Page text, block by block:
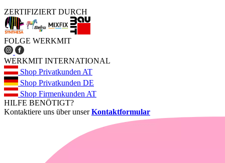
ZERTIFIZIERT DURCH
FOLGE WERKMIT
WERKMIT INTERNATIONAL
Shop Privatkunden AT
Shop Privatkunden DE
Shop Firmenkunden AT
HILFE BENÖTIGT?
Kontaktiere uns über unserKontaktformular